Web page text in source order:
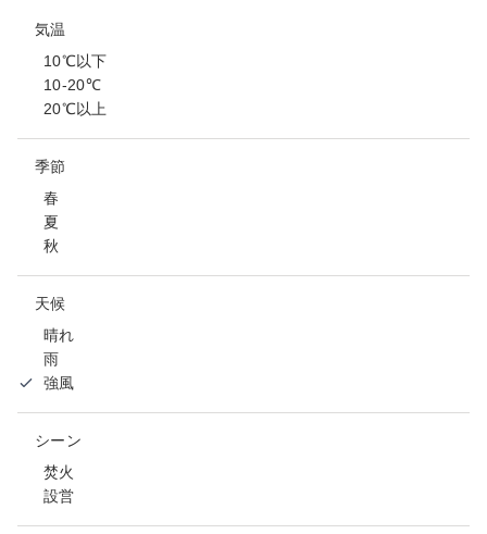
気温
10℃以下
10-20℃
20℃以上
季節
春
夏
秋
天候
晴れ
雨
強風
シーン
焚火
設営